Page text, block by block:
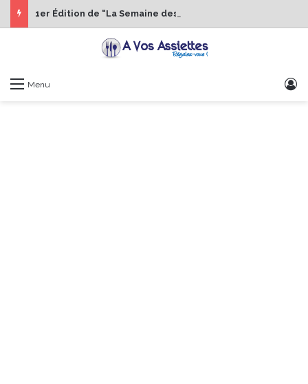
Menu